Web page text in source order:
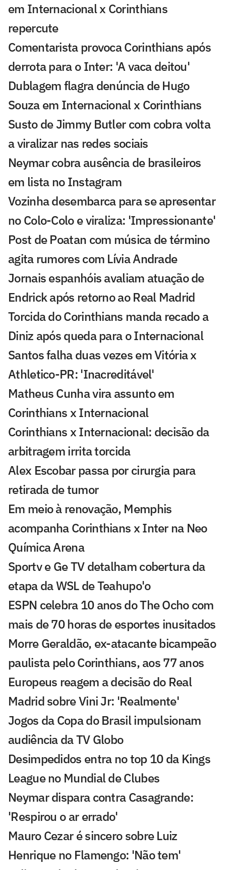
em Internacional x Corinthians
repercute
Comentarista provoca Corinthians após
derrota para o Inter: 'A vaca deitou'
Dublagem flagra denúncia de Hugo
Souza em Internacional x Corinthians
Susto de Jimmy Butler com cobra volta
a viralizar nas redes sociais
Neymar cobra ausência de brasileiros
em lista no Instagram
Vozinha desembarca para se apresentar
no Colo-Colo e viraliza: 'Impressionante'
Post de Poatan com música de término
agita rumores com Lívia Andrade
Jornais espanhóis avaliam atuação de
Endrick após retorno ao Real Madrid
Torcida do Corinthians manda recado a
Diniz após queda para o Internacional
Santos falha duas vezes em Vitória x
Athletico-PR: 'Inacreditável'
Matheus Cunha vira assunto em
Corinthians x Internacional
Corinthians x Internacional: decisão da
arbitragem irrita torcida
Alex Escobar passa por cirurgia para
retirada de tumor
Em meio à renovação, Memphis
acompanha Corinthians x Inter na Neo
Química Arena
Sportv e Ge TV detalham cobertura da
etapa da WSL de Teahupo'o
ESPN celebra 10 anos do The Ocho com
mais de 70 horas de esportes inusitados
Morre Geraldão, ex-atacante bicampeão
paulista pelo Corinthians, aos 77 anos
Europeus reagem a decisão do Real
Madrid sobre Vini Jr: 'Realmente'
Jogos da Copa do Brasil impulsionam
audiência da TV Globo
Desimpedidos entra no top 10 da Kings
League no Mundial de Clubes
Neymar dispara contra Casagrande:
'Respirou o ar errado'
Mauro Cezar é sincero sobre Luiz
Henrique no Flamengo: 'Não tem'